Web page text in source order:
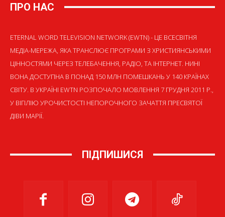
ПРО НАС
ETERNAL WORD TELEVISION NETWORK (EWTN) - ЦЕ ВСЕСВІТНЯ
МЕДІА-МЕРЕЖА, ЯКА ТРАНСЛЮЄ ПРОГРАМИ З ХРИСТИЯНСЬКИМИ
ЦІННОСТЯМИ ЧЕРЕЗ ТЕЛЕБАЧЕННЯ, РАДІО, ТА ІНТЕРНЕТ. НИНІ
ВОНА ДОСТУПНА В ПОНАД 150 МЛН ПОМЕШКАНЬ У 140 КРАЇНАХ
СВІТУ. В УКРАЇНІ EWTN РОЗПОЧАЛО МОВЛЕННЯ 7 ГРУДНЯ 2011 Р.,
У ВІГІЛІЮ УРОЧИСТОСТІ НЕПОРОЧНОГО ЗАЧАТТЯ ПРЕСВЯТОЇ
ДІВИ МАРІЇ.
ПІДПИШИСЯ